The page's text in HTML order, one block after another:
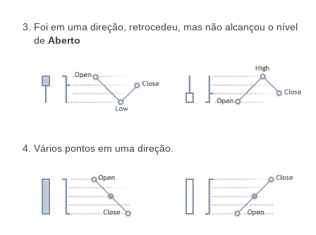
Foi em uma direção, retrocedeu, mas não alcançou o nível
de Aberto
Vários pontos em uma direção.